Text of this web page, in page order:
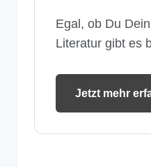
Egal, ob Du
Literatur gibt es
Jetzt mehr